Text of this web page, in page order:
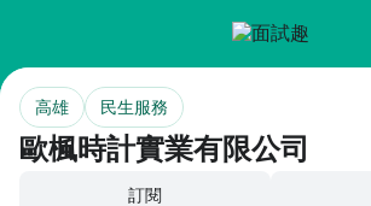
歐楓時計實業有限公司
高雄 民生服務
訂閱